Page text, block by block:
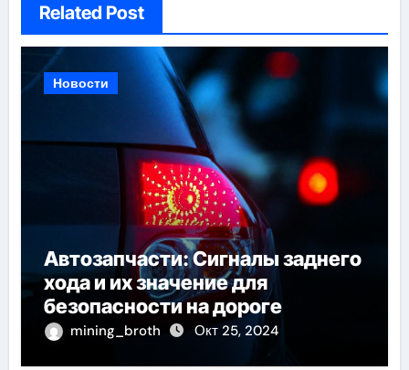
Related Post
Новости
Автозапчасти: Сигналы заднего
хода и их значение для
безопасности на дороге
mining_broth Окт 25, 2024